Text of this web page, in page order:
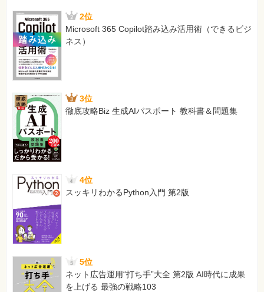
2位
Microsoft 365 Copilot踏み込み活用術（できるビジ
ネス）
3位
徹底攻略Biz 生成AIパスポート 教科書＆問題集
4位
スッキリわかるPython入門 第2版
5位
ネット広告運用“打ち手”大全 第2版 AI時代に成果
を上げる 最強の戦略103